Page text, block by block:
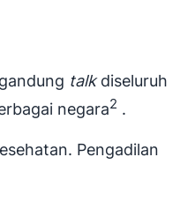
talkdiseluruh
negara2 .
Pengadilan